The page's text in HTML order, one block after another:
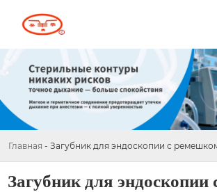
Главная - Загубник для эндоскопии с
Загубник для эндоскопии